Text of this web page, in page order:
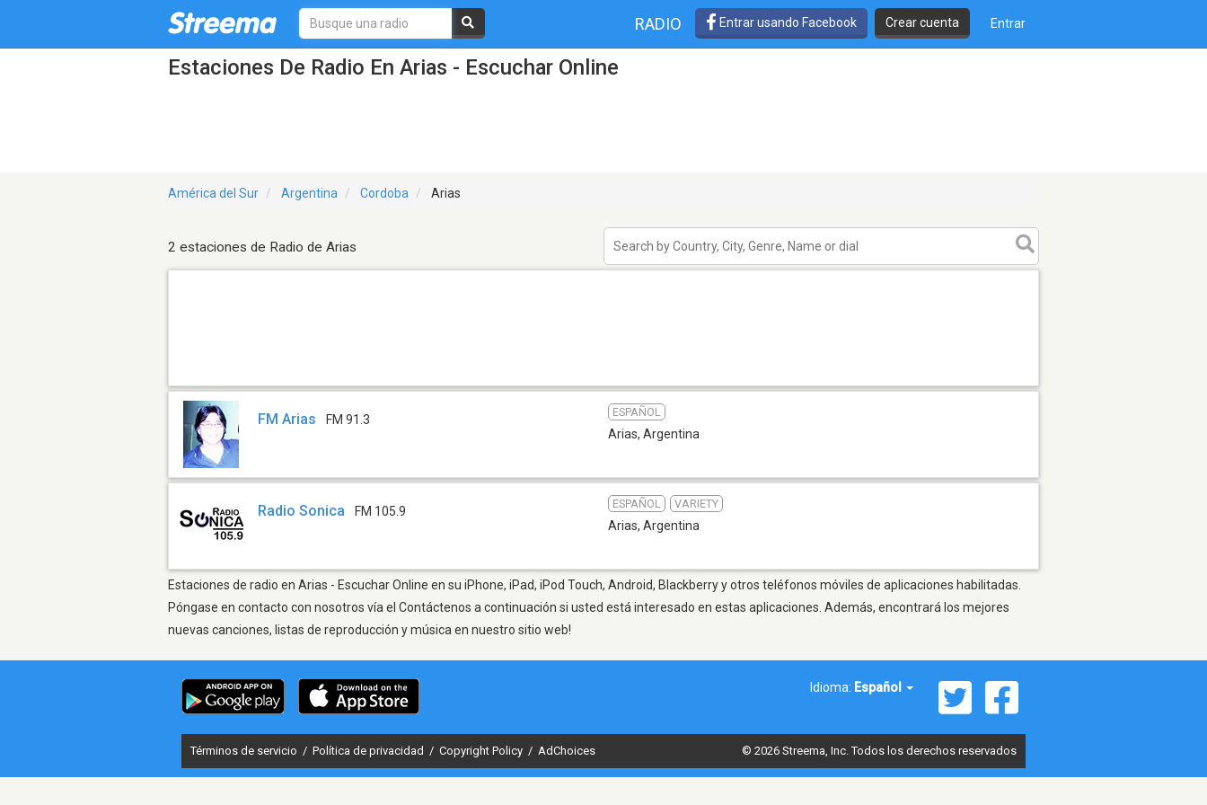
RADIO Entrar usando Facebook Crear cuenta Entrar
Estaciones De Radio En Arias - Escuchar Online
América del Sur Argentina Cordoba Arias
2 estaciones de Radio de Arias
FM Arias FM 91.3
ESPAÑOL
Arias, Argentina
Radio Sonica FM 105.9
ESPAÑOL VARIETY
Arias, Argentina
Estaciones de radio en Arias - Escuchar Online en su iPhone, iPad, iPod Touch, Android, Blackberry y otros teléfonos móviles de aplicaciones habilitadas.
Póngase en contacto con nosotros vía el Contáctenos a continuación si usted está interesado en estas aplicaciones. Además, encontrará los mejores
nuevas canciones, listas de reproducción y música en nuestro sitio web!
Idioma: Español
Términos de servicio / Política de privacidad / Copyright Policy / AdChoices © 2026 Streema, Inc. Todos los derechos reservados